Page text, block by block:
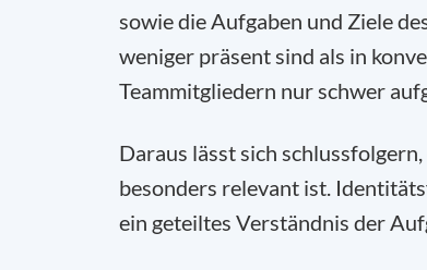
sowie die Aufgaben und Ziele
weniger präsent sind als in
Teammitgliedern nur schwer
Daraus lässt sich
besonders relevant ist.
ein geteiltes Verständnis der